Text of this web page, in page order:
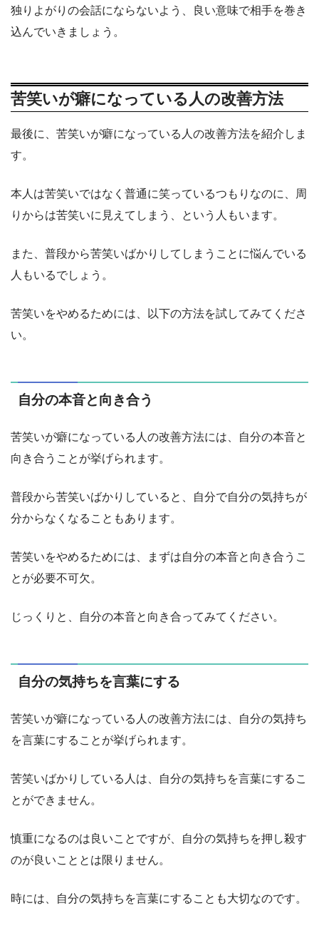
独りよがりの会話にならないよう、良い意味で相手を巻き
込んでいきましょう。
苦笑いが癖になっている人の改善方法
最後に、苦笑いが癖になっている人の改善方法を紹介しま
す。
本人は苦笑いではなく普通に笑っているつもりなのに、周
りからは苦笑いに見えてしまう、という人もいます。
また、普段から苦笑いばかりしてしまうことに悩んでいる
人もいるでしょう。
苦笑いをやめるためには、以下の方法を試してみてくださ
い。
自分の本音と向き合う
苦笑いが癖になっている人の改善方法には、自分の本音と
向き合うことが挙げられます。
普段から苦笑いばかりしていると、自分で自分の気持ちが
分からなくなることもあります。
苦笑いをやめるためには、まずは自分の本音と向き合うこ
とが必要不可欠。
じっくりと、自分の本音と向き合ってみてください。
自分の気持ちを言葉にする
苦笑いが癖になっている人の改善方法には、自分の気持ち
を言葉にすることが挙げられます。
苦笑いばかりしている人は、自分の気持ちを言葉にするこ
とができません。
慎重になるのは良いことですが、自分の気持ちを押し殺す
のが良いこととは限りません。
時には、自分の気持ちを言葉にすることも大切なのです。